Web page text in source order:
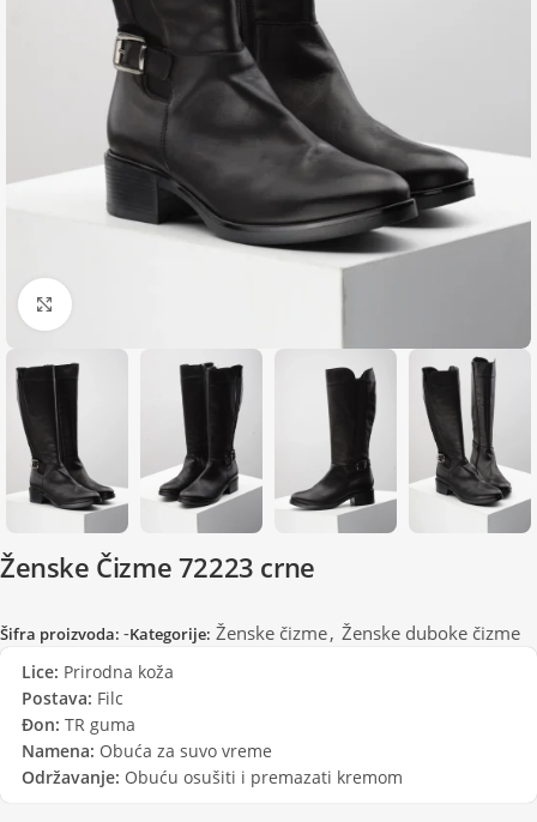
Zumiraj sliku
Ženske Čizme 72223 crne
Šifra proizvoda: -Kategorije: Ženske čizme, Ženske duboke čizme
Lice: Prirodna koža
Postava: Filc
Đon: TR guma
Namena: Obuća za suvo vreme
Održavanje: Obuću osušiti i premazati kremom